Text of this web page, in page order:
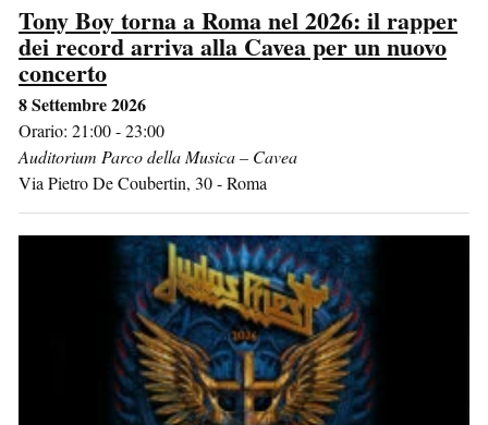
Tony Boy torna a Roma nel 2026: il rapper
dei record arriva alla Cavea per un nuovo
concerto
8 Settembre 2026
Orario: 21:00 - 23:00
Auditorium Parco della Musica – Cavea
Via Pietro De Coubertin, 30-Roma